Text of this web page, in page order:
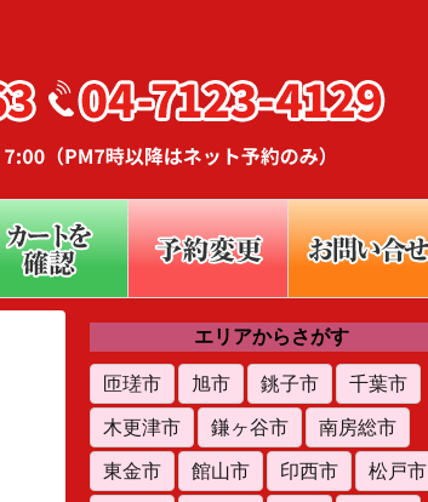
エリアからさがす
匝瑳市 旭市 銚子市
千葉市
木更津市
鎌ヶ谷市
南房総市
東金市
館山市 印西市
松戸市